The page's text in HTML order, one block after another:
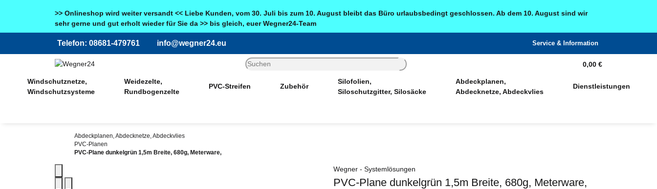
>> Onlineshop wird weiter versandt << Liebe Kunden, vom 30. Juli bis zum 10. August bleibt das Büro urlaubsbedingt geschlossen. Ab dem 10. August sind wir
sehr gerne und gut erholt wieder für Sie da >> bis gleich, euer Wegner24-Team
Telefon: 08681-479761 info@wegner24.eu Service & Information
0,00 €
Windschutznetze,
Windschutzsysteme
Weidezelte,
Rundbogenzelte
PVC-Streifen Zubehör
Silofolien,
Siloschutzgitter, Silosäcke
Abdeckplanen,
Abdecknetze, Abdeckvlies
Dienstleistungen
Abdeckplanen, Abdecknetze, Abdeckvlies
PVC-Planen
PVC-Plane dunkelgrün 1,5m Breite, 680g, Meterware,
Wegner - Systemlösungen
PVC-Plane dunkelgrün 1,5m Breite, 680g, Meterware,